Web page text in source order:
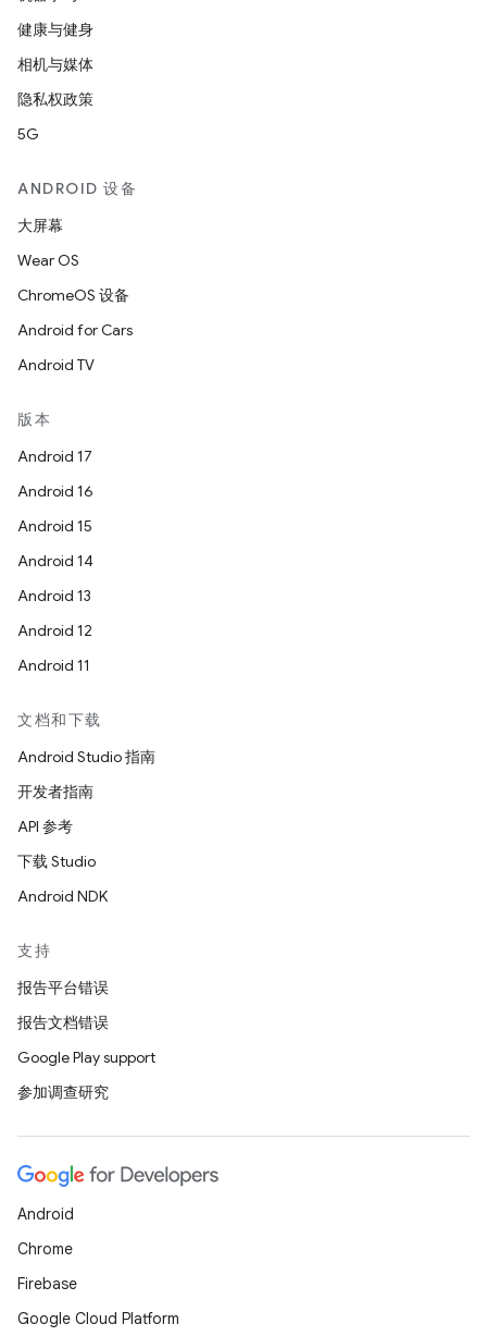
健康与健身
相机与媒体
隐私权政策
5G
ANDROID 设备
大屏幕
Wear OS
ChromeOS 设备
Android for Cars
Android TV
版本
Android 17
Android 16
Android 15
Android 14
Android 13
Android 12
Android 11
文档和下载
Android Studio 指南
开发者指南
API 参考
下载 Studio
Android NDK
支持
报告平台错误
报告文档错误
Google Play support
参加调查研究
Android
Chrome
Firebase
Google Cloud Platform